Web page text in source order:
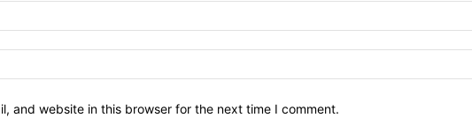
and website in this browser for the next time I comment.